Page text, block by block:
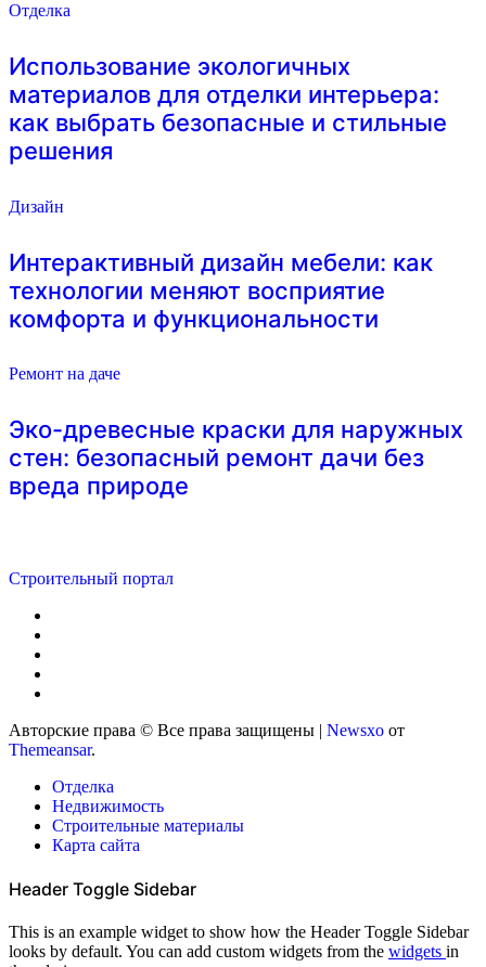
Отделка
Использование экологичных
материалов для отделки интерьера:
как выбрать безопасные и стильные
решения
Дизайн
Интерактивный дизайн мебели: как
технологии меняют восприятие
комфорта и функциональности
Ремонт на даче
Эко-древесные краски для наружных
стен: безопасный ремонт дачи без
вреда природе
Строительный портал
Авторские права © Все права защищены | Newsxo от
Themeansar.
Отделка
Недвижимость
Строительные материалы
Карта сайта
Header Toggle Sidebar
This is an example widget to show how the Header Toggle Sidebar
looks by default. You can add custom widgets from the widgets in